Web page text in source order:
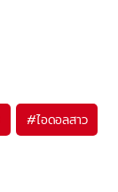
#ไอดอลสาว